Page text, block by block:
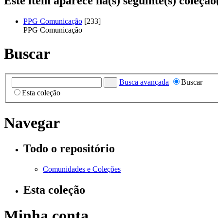
PPG Comunicação [233]
PPG Comunicação
Buscar
Busca avançada
Buscar
Esta coleção
Navegar
Todo o repositório
Comunidades e Coleções
Esta coleção